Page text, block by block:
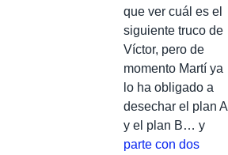
que ver cuál es el
siguiente truco de
Víctor, pero de
momento Martí ya
lo ha obligado a
desechar el plan A
y el plan B… y
parte con dos